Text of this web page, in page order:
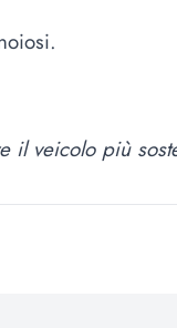
il veicolo più